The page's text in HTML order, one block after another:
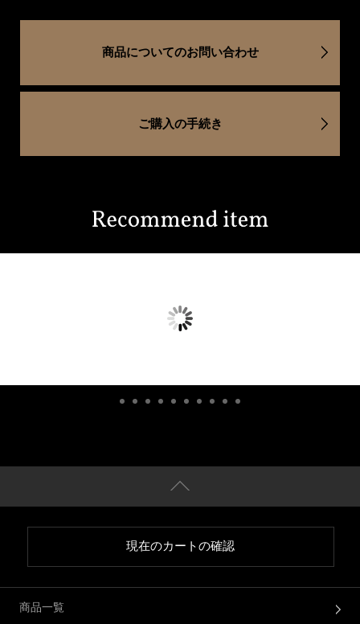
商品についてのお問い合わせ
ご購入の手続き
現在のカートの確認
商品一覧